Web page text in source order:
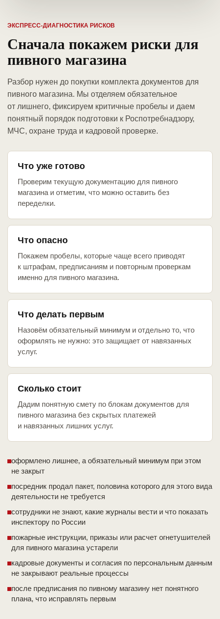
ЭКСПРЕСС-ДИАГНОСТИКА РИСКОВ
Сначала покажем риски для
пивного магазина
Разбор нужен до покупки комплекта документов для
пивного магазина. Мы отделяем обязательное
от лишнего, фиксируем критичные пробелы и даем
понятный порядок подготовки к Роспотребнадзору,
МЧС, охране труда и кадровой проверке.
Что уже готово
Проверим текущую документацию для пивного
магазина и отметим, что можно оставить без
переделки.
Что опасно
Покажем пробелы, которые чаще всего приводят
к штрафам, предписаниям и повторным проверкам
именно для пивного магазина.
Что делать первым
Назовём обязательный минимум и отдельно то, что
оформлять не нужно: это защищает от навязанных
услуг.
Сколько стоит
Дадим понятную смету по блокам документов для
пивного магазина без скрытых платежей
и навязанных лишних услуг.
оформлено лишнее, а обязательный минимум при этом
не закрыт
посредник продал пакет, половина которого для этого вида
деятельности не требуется
сотрудники не знают, какие журналы вести и что показать
инспектору по России
пожарные инструкции, приказы или расчет огнетушителей
для пивного магазина устарели
кадровые документы и согласия по персональным данным
не закрывают реальные процессы
после предписания по пивному магазину нет понятного
плана, что исправлять первым